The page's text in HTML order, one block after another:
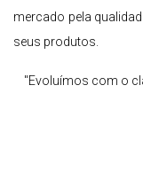
mercado pela
seus produtos.
"Evoluímos com o